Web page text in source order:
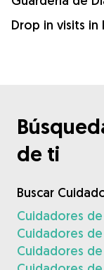
Drop in visits in
de ti
Buscar
Cuidadores
Cuidadores
Cuidadores